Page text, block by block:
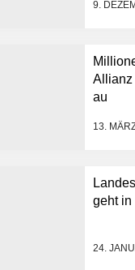
9.
Allianz
au
13.
geht in
24.